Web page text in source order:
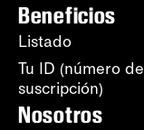
Beneficios
Listado
Tu ID (número de
suscripción)
Nosotros